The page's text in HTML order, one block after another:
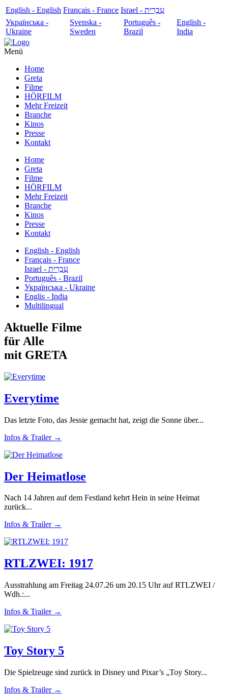
English - English Français - France
עִבְרִית - Israel
Українська -
Ukraine
Svenska -
Sweden
Português -
Brazil
English -
India
Menü
Home
Greta
Filme
HÖRFILM
Mehr Freizeit
Branche
Kinos
Presse
Kontakt
Home
Greta
Filme
HÖRFILM
Mehr Freizeit
Branche
Kinos
Presse
Kontakt
English - English
Français - France
עִבְרִית - Israel
Português - Brazil
Українська - Ukraine
Englis - India
Multilingual
Aktuelle Filme
für Alle
mit GRETA
Everytime
Das letzte Foto, das Jessie gemacht hat, zeigt die Sonne über...
Infos & Trailer →
Der Heimatlose
Nach 14 Jahren auf dem Festland kehrt Hein in seine Heimat
zurück...
Infos & Trailer →
RTLZWEI: 1917
Ausstrahlung am Freitag 24.07.26 um 20.15 Uhr auf RTLZWEI /
Wdh.:...
Infos & Trailer →
Toy Story 5
Die Spielzeuge sind zurück in Disney und Pixar’s „Toy Story...
Infos & Trailer →